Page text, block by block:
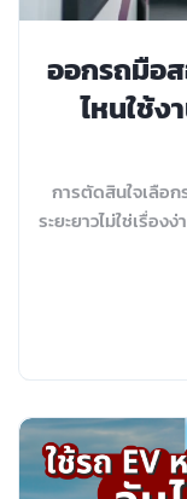
ออกรถมือ
ไหนใช้ง
การตัดสินใจเลือ
ระยะยาวไม่ใช่เรื่อง